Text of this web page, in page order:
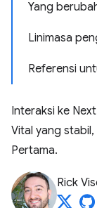
Yang
Linimasa
Referensi
Interaksi ke
Vital yang
Pertama.
Rick